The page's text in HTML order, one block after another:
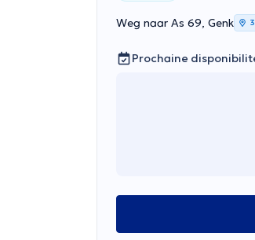
Weg naar As 69, Genk
Prochaine